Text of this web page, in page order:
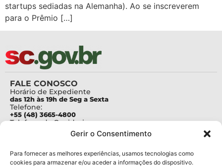
Gerir o Consentimento
Para fornecer as melhores experiências, usamos tecnologias como
cookies para armazenar e/ou aceder a informações do dispositivo.
startups sediadas na Alemanha). Ao se inscreverem
para o Prêmio […]
FALE CONOSCO
Horário de Expediente
das 12h às 19h de Seg a Sexta
Telefone:
+55 (48) 3665-4800
Telefone da Ouvidoria
Para assuntos relacionados à Pesquisa
pesquisa@fapesc.sc.gov.br